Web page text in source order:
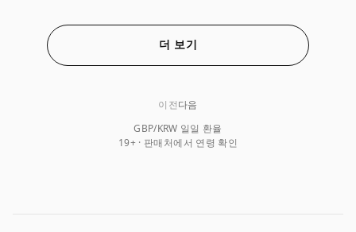
더 보기
GBP/KRW 일일 환율
19+ · 판매처에서 연령 확인
이전다음